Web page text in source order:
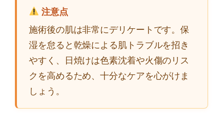
注意点
施術後の肌は非常にデリケートです。保
湿を怠ると乾燥による肌トラブルを招き
やすく、日焼けは色素沈着や火傷のリス
クを高めるため、十分なケアを心がけま
しょう。